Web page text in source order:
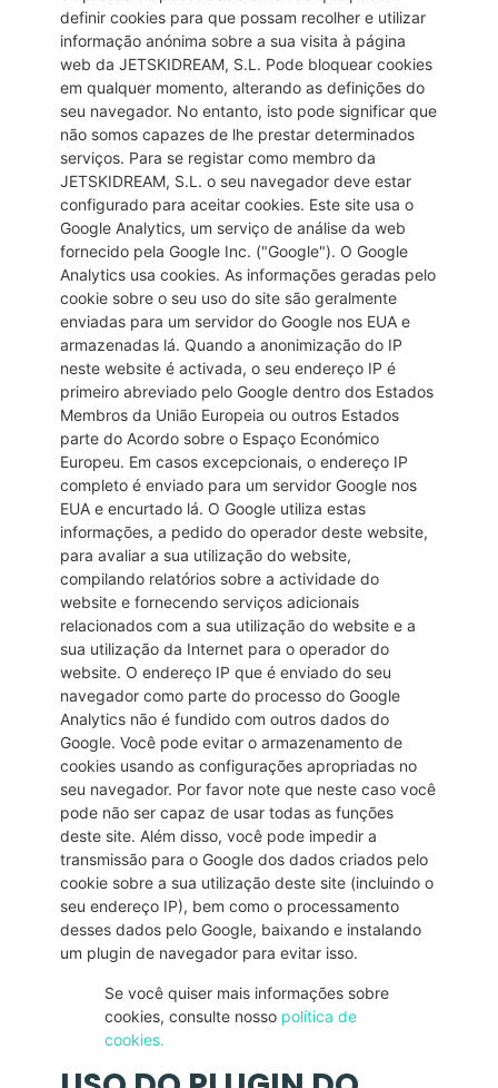
definir cookies para que possam recolher e utilizar
informação anónima sobre a sua visita à página
web da JETSKIDREAM, S.L. Pode bloquear cookies
em qualquer momento, alterando as definições do
seu navegador. No entanto, isto pode significar que
não somos capazes de lhe prestar determinados
serviços. Para se registar como membro da
JETSKIDREAM, S.L. o seu navegador deve estar
configurado para aceitar cookies. Este site usa o
Google Analytics, um serviço de análise da web
fornecido pela Google Inc. ("Google"). O Google
Analytics usa cookies. As informações geradas pelo
cookie sobre o seu uso do site são geralmente
enviadas para um servidor do Google nos EUA e
armazenadas lá. Quando a anonimização do IP
neste website é activada, o seu endereço IP é
primeiro abreviado pelo Google dentro dos Estados
Membros da União Europeia ou outros Estados
parte do Acordo sobre o Espaço Económico
Europeu. Em casos excepcionais, o endereço IP
completo é enviado para um servidor Google nos
EUA e encurtado lá. O Google utiliza estas
informações, a pedido do operador deste website,
para avaliar a sua utilização do website,
compilando relatórios sobre a actividade do
website e fornecendo serviços adicionais
relacionados com a sua utilização do website e a
sua utilização da Internet para o operador do
website. O endereço IP que é enviado do seu
navegador como parte do processo do Google
Analytics não é fundido com outros dados do
Google. Você pode evitar o armazenamento de
cookies usando as configurações apropriadas no
seu navegador. Por favor note que neste caso você
pode não ser capaz de usar todas as funções
deste site. Além disso, você pode impedir a
transmissão para o Google dos dados criados pelo
cookie sobre a sua utilização deste site (incluindo o
seu endereço IP), bem como o processamento
desses dados pelo Google, baixando e instalando
um plugin de navegador para evitar isso.
Se você quiser mais informações sobre
cookies, consulte nosso política de
cookies.